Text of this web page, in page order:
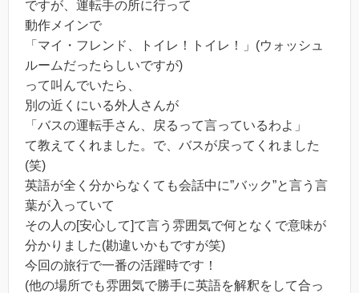
ですが、運転手の所に行って
動作メインで
「マイ・フレンド、トイレ！トイレ！」(ウォッシュ
ルームだったらしいですが)
って叫んでいたら、
別の近くにいる外人さんが
「バスの運転手さん、戻るって言っているわよ」
て教えてくれました。で、バスが戻ってくれました
(笑)
英語が全く分からなくても会話中に”バック”と言う言
葉が入っていて
その人の[安心して]て言う雰囲気で何となくで意味が
分かりました(勘違いかもですが笑)
今回の旅行で一番の活躍時です！
(他の場所でも雰囲気で勝手に英語を解釈をして合っ